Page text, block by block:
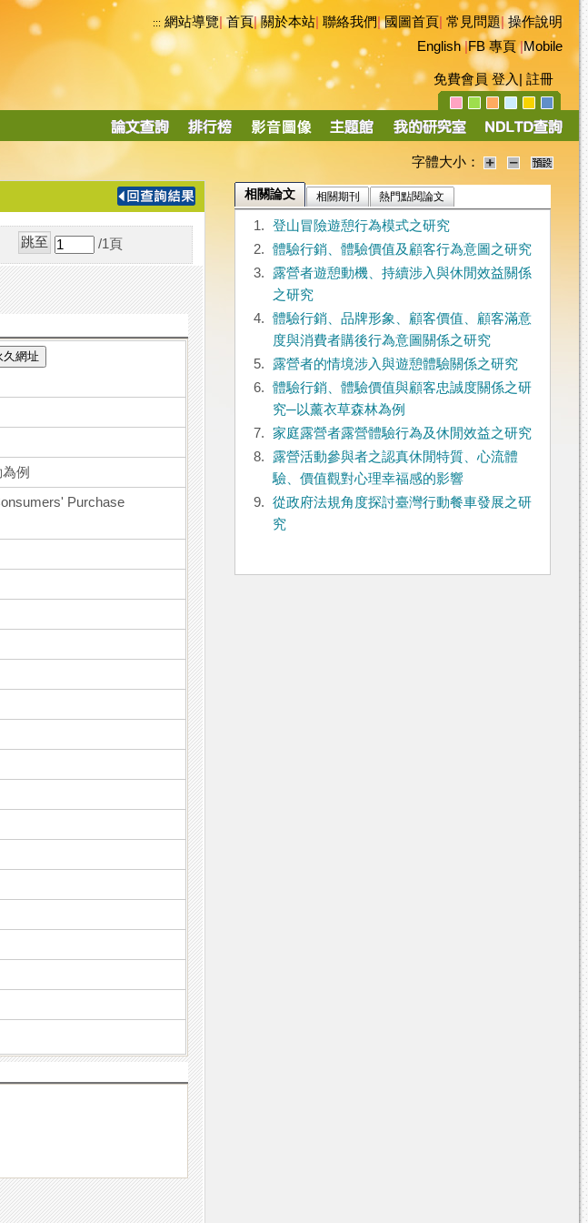
::: 網站導覽|首頁|關於本站 聯絡我們|國圖首頁 常見問題|操作說明
English|FB 專頁|Mobile
免費會員 登入 註冊
導
字體大小：
/1 頁
久網址
例
Purchase
相關論文 相關期刊 熱門點閱論文
1.
登山冒險遊憩行為模式之研究
2.
體驗行銷、體驗價值及顧客行為意圖之研究
3.
露營者遊憩動機、持續涉入與休閒效益關係
之研究
4.
體驗行銷、品牌形象、顧客價值、顧客滿意
度與消費者購後行為意圖關係之研究
5.
露營者的情境涉入與遊憩體驗關係之研究
6.
體驗行銷、體驗價值與顧客忠誠度關係之研
究─以薰衣草森林為例
7.
家庭露營者露營體驗行為及休閒效益之研究
8.
露營活動參與者之認真休閒特質、心流體
驗、價值觀對心理幸福感的影響
9.
從政府法規角度探討臺灣行動餐車發展之研
究